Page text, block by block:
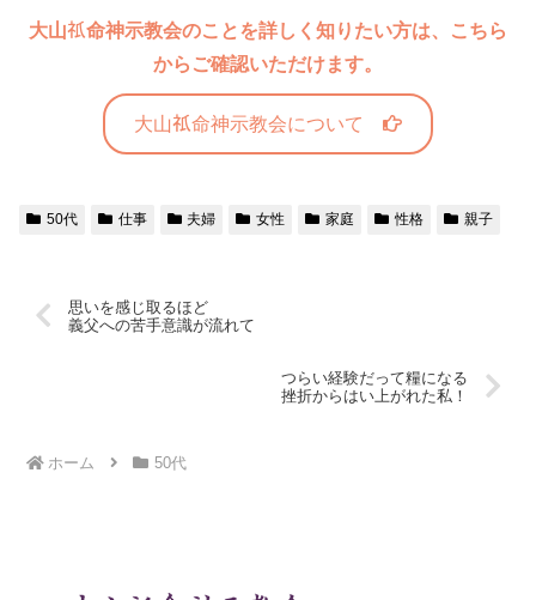
大山
命神示教会のことを詳しく知りたい方は、こちら
からご確認いただけます。
大山 命神示教会について
50代 仕事 夫婦 女性 家庭 性格 親子
思いを感じ取るほど
義父への苦手意識が流れて
つらい経験だって糧になる
挫折からはい上がれた私！
ホーム 50代